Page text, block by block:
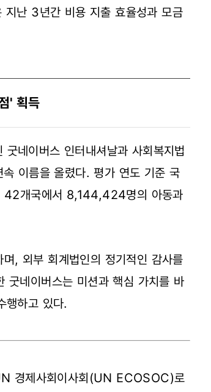
난 3년간 비용 지출 효율성과 모금
' 획득
네이버스 인터내셔날과 사회복지법
이름을 올렸다. 평가 연도 기준 국
42개국에서 8,144,424명의 아동과
, 외부 회계법인의 정기적인 감사를
굿네이버스는 미션과 핵심 가치를 바
행하고 있다.
경제사회이사회(UN ECOSOC)로